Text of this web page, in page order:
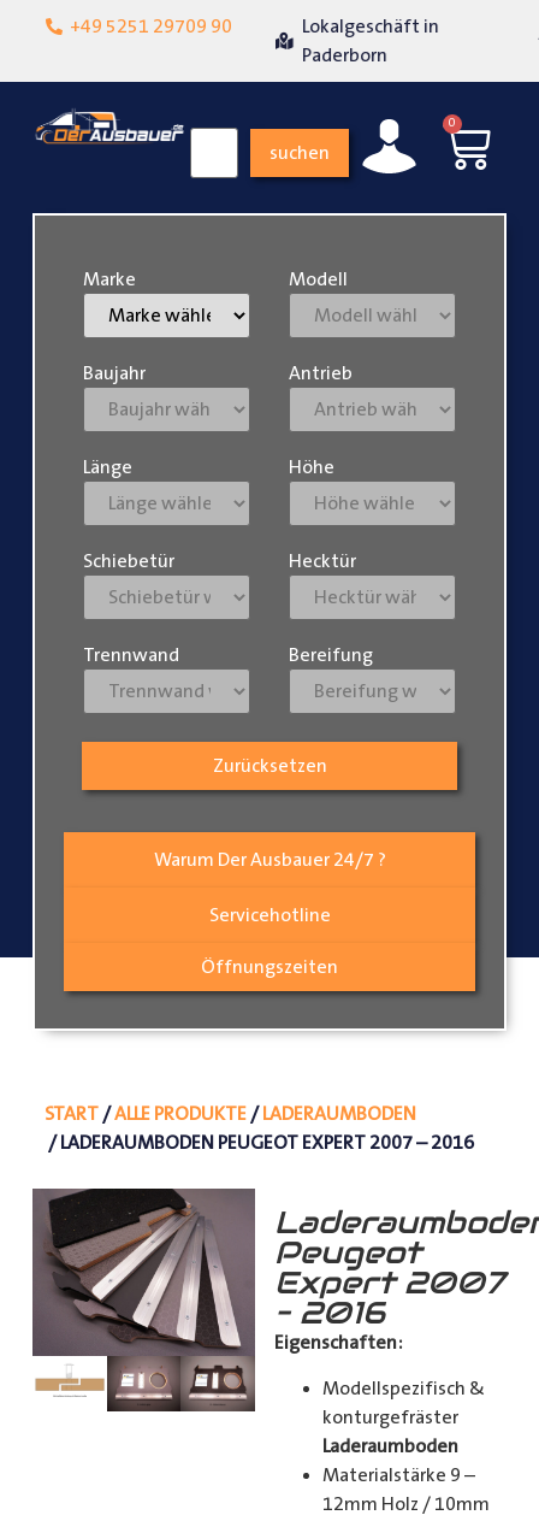
+49 5251 29709 90
Lokalgeschäft in
Über 15 Jahre Erfahrung
suchen
0
Warum Der Ausbauer 24/7 ?
Servicehotline
Öffnungszeiten
Marke Modell
Baujahr Antrieb
Länge Höhe
Schiebetür Hecktür
Trennwand Bereifung
Zurücksetzen
START/ALLE PRODUKTE/LADERAUMBODEN
/ LADERAUMBODEN PEUGEOT EXPERT 2007 – 2016
Peugeot
Expert 2007
– 2016
Eigenschaften:
Modellspezifisch &
konturgefräster
Laderaumboden
Materialstärke 9 –
12mm Holz / 10mm